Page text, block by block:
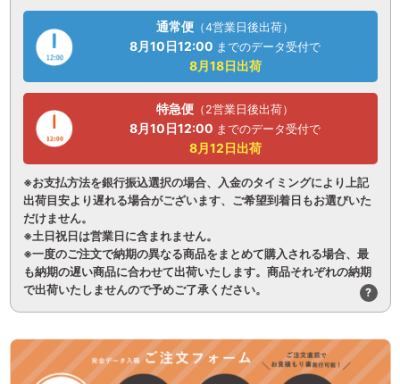
通常便 （4営業日後出荷）
8月10日12:00 までのデータ受付で
8月18日出荷
特急便 （2営業日後出荷）
8月10日12:00 までのデータ受付で
8月12日出荷
※お支払方法を銀行振込選択の場合、入金のタイミングにより上記
出荷目安より遅れる場合がございます、ご希望到着日もお選びいた
だけません。
※土日祝日は営業日に含まれません。
※一度のご注文で納期の異なる商品をまとめて購入される場合、最
も納期の遅い商品に合わせて出荷いたします。商品それぞれの納期
で出荷いたしませんので予めご了承ください。
?